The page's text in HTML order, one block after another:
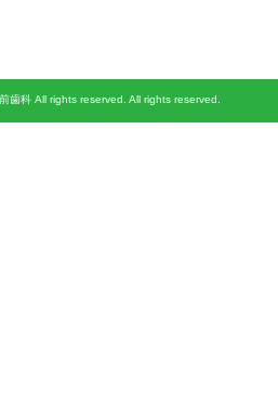
歯科 All rights reserved. All rights reserved.